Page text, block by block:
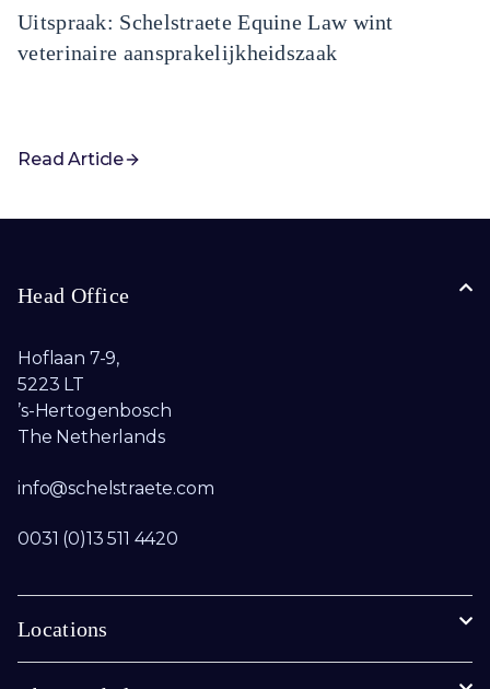
Uitspraak: Schelstraete Equine Law wint
veterinaire aansprakelijkheidszaak
Read Article
Head Office
Hoflaan 7-9,
5223 LT
’s-Hertogenbosch
The Netherlands
info@schelstraete.com​
0031 (0)13 511 4420
Locations